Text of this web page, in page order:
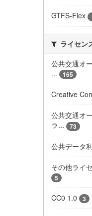
GTFS-Flex
ライセン
公共交通オ
...
165
Creative
公共交通オ
ラ...
73
公共データ
その他ライ
5
CC0 1.0 3